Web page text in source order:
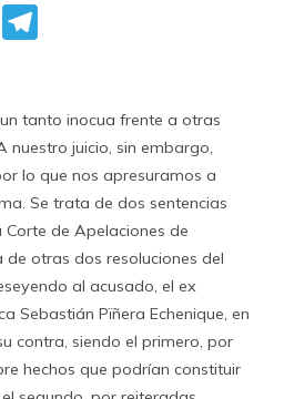
Facebook
tanto inocua frente a otras
nuestro juicio, sin embargo,
lo que nos apresuramos a
Se trata de dos sentencias
de Apelaciones de
otras dos resoluciones del
al acusado, el ex
Sebastián Pïñera Echenique, en
contra, siendo el primero, por
hechos que podrían constituir